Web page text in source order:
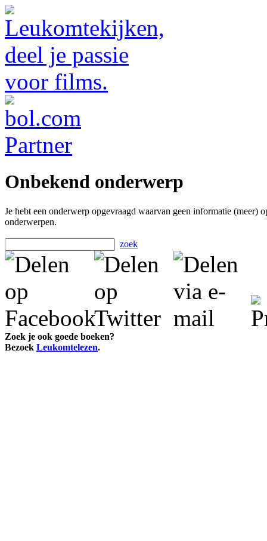
Onbekend onderwerp
Je hebt een onderwerp opgevraagd waarvan geen informatie (meer)
onderwerpen.
zoek
Zoek je ook goede boeken?
Bezoek Leukomtelezen.